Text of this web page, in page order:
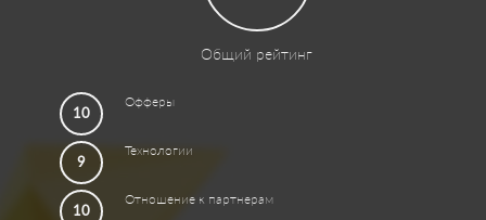
Общий рейтинг
10
Офферы
9
Технологии
10
Отношение к партнерам